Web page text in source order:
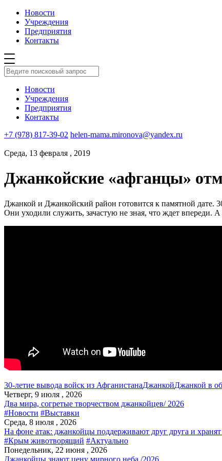
Новости
Учреждения
Предприятия
Контакты
Новости
Учреждения
Предприятия
Контакты
+7 (978) 817-39-02 helen-mama.mironova@yandex.ru
Среда, 13 февраля , 2019
Джанкойские «афганцы»
Джанкой и Джанкойский район готовится к памятной дате.
Они уходили служить, зачастую не зная, что ждет
30-летие вывода войск из АфганистанаДжанкойДжанкой в
Четверг, 9 июля , 2026
Два мира, согретые творчеством джанкойцев/ 2026
#Новости #Выставки
Среда, 8 июля , 2026
На фоне атак: джанкойцы поддерживают друг друга и
#Крым животворящий #Актуально
Понедельник, 22 июня , 2026
Джанкойцы знают цену мирного неба /2026